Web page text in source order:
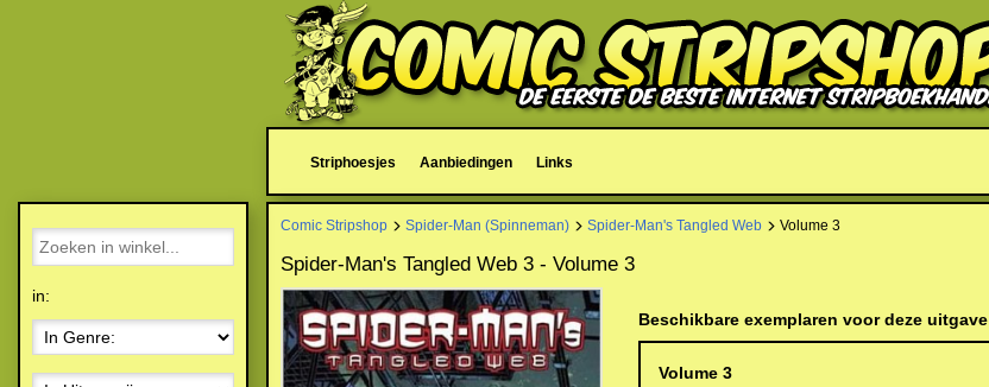
Striphoesjes Aanbiedingen Links
Comic Stripshop Spider-Man (Spinneman) Spider-Man's Tangled Web Volume 3
Spider-Man's Tangled Web 3 - Volume 3
Beschikbare exemplaren voor deze uitgave
Volume 3
in: